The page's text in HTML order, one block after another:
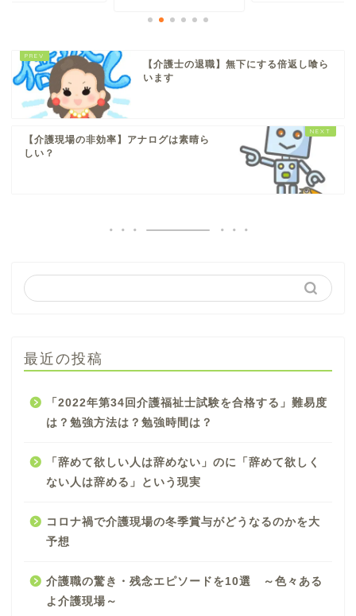
【介護士の退職】無下にする倍返し喰ら
います
【介護現場の非効率】アナログは素晴ら
しい？
最近の投稿
「2022年第34回介護福祉士試験を合格する」難易度
は？勉強方法は？勉強時間は？
「辞めて欲しい人は辞めない」のに「辞めて欲しく
ない人は辞める」という現実
コロナ禍で介護現場の冬季賞与がどうなるのかを大
予想
介護職の驚き・残念エピソードを10選 ～色々ある
よ介護現場～